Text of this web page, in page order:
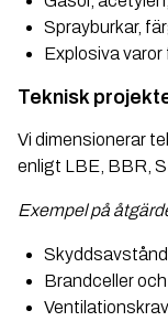
Sprayburkar,
Explosiva
Teknisk
Vi dimensionerar
enligt LBE, BBR,
Exempel på
Skyddsavstånd
Brandceller